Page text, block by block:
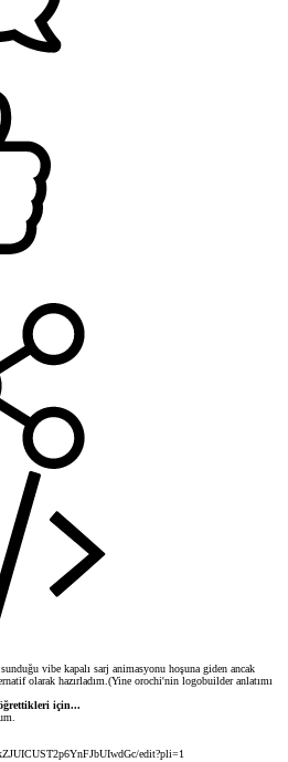
vibe kapalı sarj animasyonu hoşuna giden ancak
olarak hazırladım.(Yine orochi'nin logobuilder anlatımı
için...
edit?pli=1